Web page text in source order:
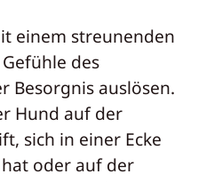
einem streunenden
des
Besorgnis auslösen.
Hund auf der
sich in einer Ecke
oder auf der